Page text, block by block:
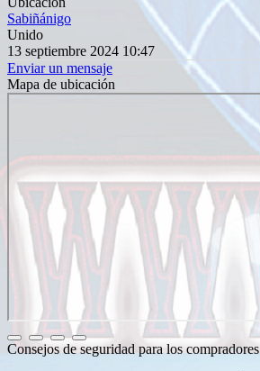
Sabiñánigo
Unido
13 septiembre 2024 10:47
Enviar un mensaje
Mapa de ubicación
Consejos de seguridad para los compradores